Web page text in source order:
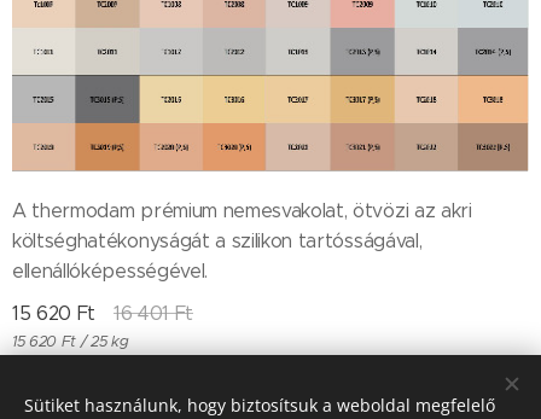
A thermodam prémium nemesvakolat, ötvözi az akri
költséghatékonyságát a szilikon tartósságával,
ellenállóképességével.
15 620 Ft 16 401Ft
15 620 Ft / 25 kg
Sütiket használunk, hogy biztosítsuk a weboldal megfelelő